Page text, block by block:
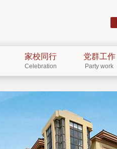
家校同行
Celebration
党群工作
Party work